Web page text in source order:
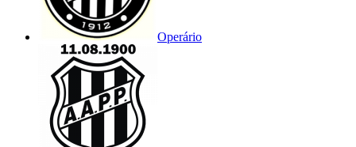
Operário